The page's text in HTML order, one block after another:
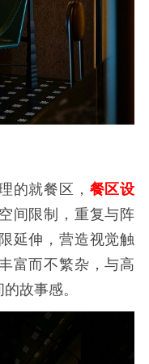
的就餐区， 餐区设
间限制，重复与阵
延伸，营造视觉触
富而不繁杂，与高
故事感。